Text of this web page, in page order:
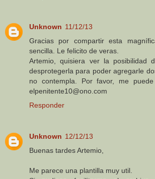
Unknown 11/12/13
Gracias por compartir esta
sencilla. Le felicito de veras.
Artemio, quisiera ver la posibilidad
desprotegerla para poder agregarle
no contempla. Por favor, me
elpenitente10@ono.com
Responder
Unknown 12/12/13
Buenas tardes Artemio,
Me parece una plantilla muy util.